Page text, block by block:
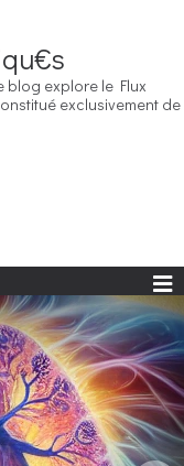
blog explore le Flux
exclusivement de